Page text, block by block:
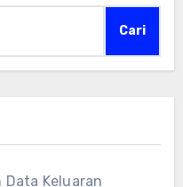
Cari
Data Keluaran